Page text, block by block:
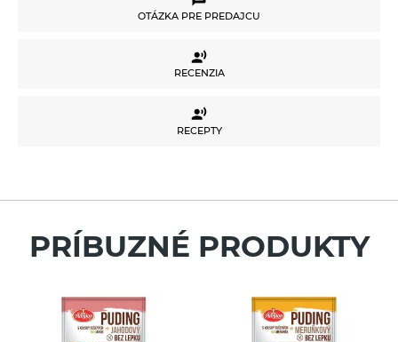
OTÁZKA PRE PREDAJCU
OTÁZKA PRE PREDAJCU
Potrebujete poradiť s výberom produktu alebo
máte akékoľvek ďalšie otázky?
RECENZIA
RECEPTY
PRÍBUZNÉ PRODUKTY